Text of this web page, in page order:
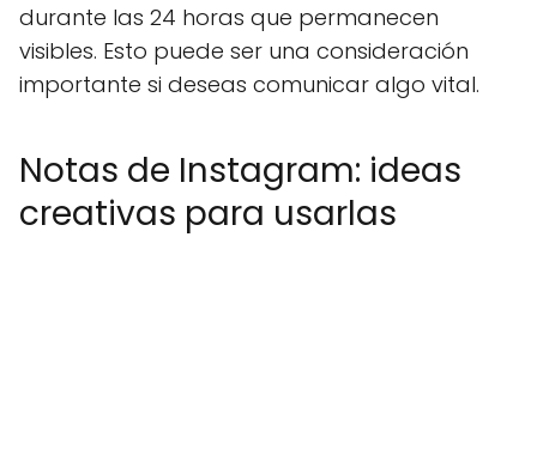
durante las 24 horas que permanecen
visibles. Esto puede ser una consideración
importante si deseas comunicar algo vital.
Notas de Instagram: ideas
creativas para usarlas